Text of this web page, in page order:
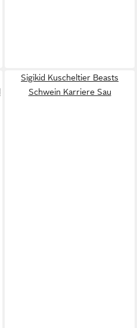
Sigikid Kuscheltier Beasts
Schwein Karriere Sau